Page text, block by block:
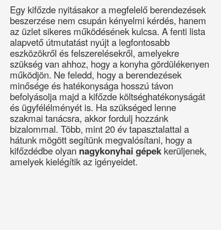
Egy kifőzde nyitásakor a megfelelő berendezések
beszerzése nem csupán kényelmi kérdés, hanem
az üzlet sikeres működésének kulcsa. A fenti lista
alapvető útmutatást nyújt a legfontosabb
eszközökről és felszerelésekről, amelyekre
szükség van ahhoz, hogy a konyha gördülékenyen
működjön. Ne feledd, hogy a berendezések
minősége és hatékonysága hosszú távon
befolyásolja majd a kifőzde költséghatékonyságát
és ügyfélélményét is. Ha szükséged lenne
szakmai tanácsra, akkor fordulj hozzánk
bizalommal. Több, mint 20 év tapasztalattal a
hátunk mögött segítünk megvalósítani, hogy a
kifőzdédbe olyan nagykonyhai gépek kerüljenek,
amelyek kielégítik az igényeidet.